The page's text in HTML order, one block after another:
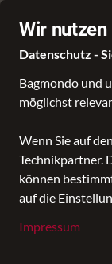
Wir
Datenschutz -
Bagmondo und
möglichst
Wenn Sie auf
Technikpartner.
können
auf die
Impressum
Wähle